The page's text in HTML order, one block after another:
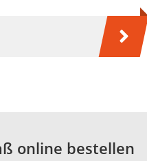
online bestellen